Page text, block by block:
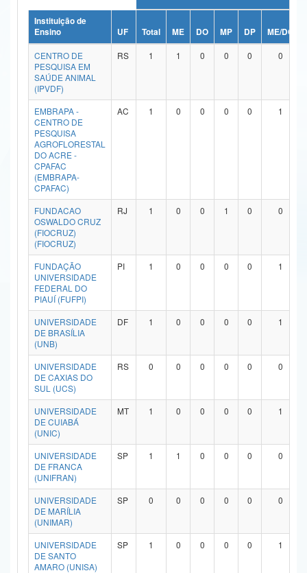
Ministério da Ciência, Tecnologia, Inovações e Comunicações
Ministério do Meio Ambiente
Ministério do Turismo
Ministério do Desenvolvimento Regional
Controladoria-Geral da União
Ministério da Mulher, da Família e dos Direitos Humanos
Secretaria-Geral
Secretaria de Governo
Gabinete de Segurança Institucional
Advocacia-Geral da União
Banco Central do Brasil
Instituição de
Ensino
UF Total ME DO MP DP ME/DO
CENTRO DE
PESQUISA EM
SAÚDE ANIMAL
(IPVDF)
RS 1 1 0 0 0 0
EMBRAPA -
CENTRO DE
PESQUISA
AGROFLORESTAL
DO ACRE -
CPAFAC
(EMBRAPA-
CPAFAC)
AC 1 0 0 0 0 1
FUNDACAO
OSWALDO CRUZ
(FIOCRUZ)
(FIOCRUZ)
RJ 1 0 0 1 0 0
FUNDAÇÃO
UNIVERSIDADE
FEDERAL DO
PIAUÍ (FUFPI)
PI 1 0 0 0 0 1
UNIVERSIDADE
DE BRASÍLIA
(UNB)
DF 1 0 0 0 0 1
UNIVERSIDADE
DE CAXIAS DO
SUL (UCS)
RS 0 0 0 0 0 0
UNIVERSIDADE
DE CUIABÁ
(UNIC)
MT 1 0 0 0 0 1
UNIVERSIDADE
DE FRANCA
(UNIFRAN)
SP 1 1 0 0 0 0
UNIVERSIDADE
DE MARÍLIA
(UNIMAR)
SP 0 0 0 0 0 0
UNIVERSIDADE
DE SANTO
AMARO (UNISA)
SP 1 0 0 0 0 1